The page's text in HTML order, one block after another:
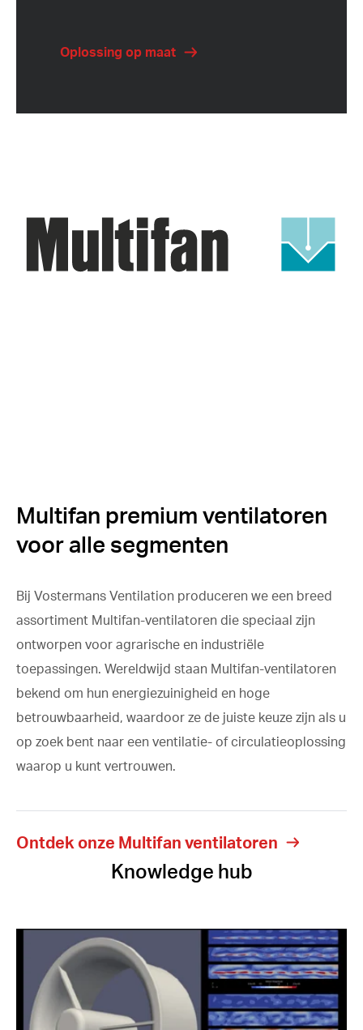
Oplossing op maat
Multifan premium ventilatoren
voor alle segmenten
Bij Vostermans Ventilation produceren we een breed
assortiment Multifan-ventilatoren die speciaal zijn
ontworpen voor agrarische en industriële
toepassingen. Wereldwijd staan Multifan-ventilatoren
bekend om hun energiezuinigheid en hoge
betrouwbaarheid, waardoor ze de juiste keuze zijn als u
op zoek bent naar een ventilatie- of circulatieoplossing
waarop u kunt vertrouwen.
Ontdek onze Multifan ventilatoren
Knowledge hub